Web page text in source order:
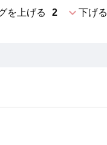
を上げる 2 expand_more下げる